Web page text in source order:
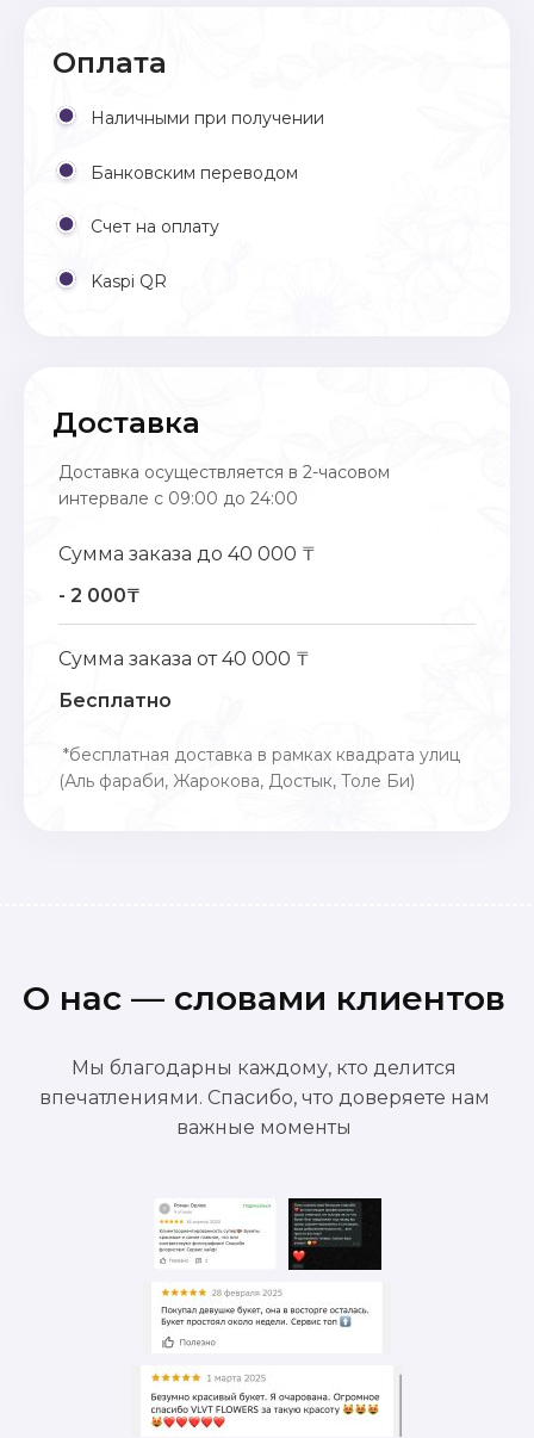
Оплата
Наличными при получении
Банковским переводом
Счет на оплату
Kaspi QR
Доставка
Доставка осуществляется в 2-часовом
интервале с 09:00 до 24:00
Сумма заказа до 40 000 ₸
- 2 000₸
Сумма заказа от 40 000 ₸
Бесплатно
*бесплатная доставка в рамках квадрата улиц
(Аль фараби, Жарокова, Достык, Толе Би)
О нас — словами клиентов
Мы благодарны каждому, кто делится
впечатлениями. Спасибо, что доверяете нам
важные моменты